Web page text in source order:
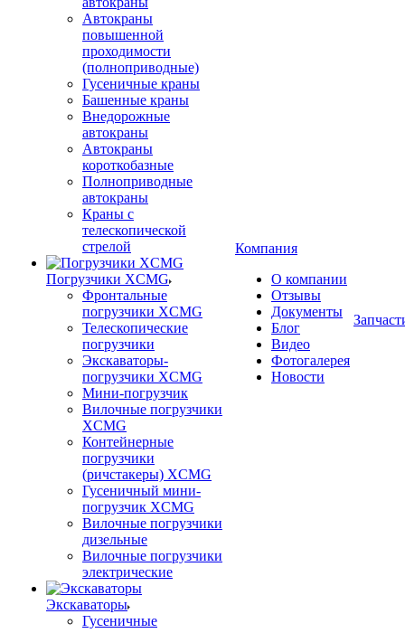
Автокраны
повышенной
проходимости
(полноприводные)
Гусеничные краны
Башенные краны
Внедорожные
автокраны
Автокраны
короткобазные
Полноприводные
автокраны
Краны с
телескопической
стрелой
Погрузчики XCMG
Фронтальные
погрузчики XCMG
Телескопические
погрузчики
Экскаваторы-
погрузчики XCMG
Мини-погрузчик
Вилочные погрузчики
XCMG
Контейнерные
погрузчики
(ричстакеры) XCMG
Гусеничный мини-
погрузчик XCMG
Вилочные погрузчики
дизельные
Вилочные погрузчики
электрические
Экскаваторы
Гусеничные
Компания
О компании
Отзывы
Документы
Блог
Видео
Фотогалерея
Новости